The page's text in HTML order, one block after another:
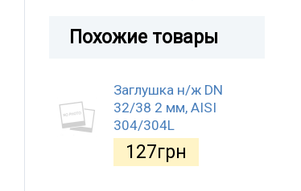
Похожие товары
Заглушка н/ж DN
32/38 2 мм, AISI
304/304L
127грн